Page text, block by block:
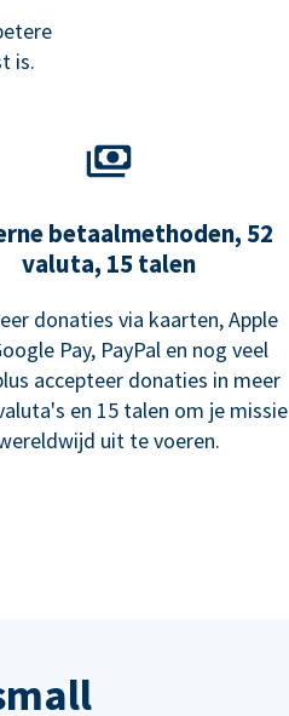
is.
betaalmethoden, 52
valuta, 15 talen
donaties via kaarten, Apple
Pay, PayPal en nog veel
accepteer donaties in meer
en 15 talen om je missie
uit te voeren.